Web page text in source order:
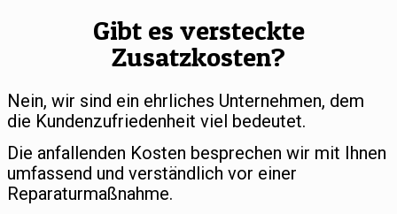
Gibt es versteckte
Zusatzkosten?
Nein, wir sind ein ehrliches Unternehmen, dem
die Kundenzufriedenheit viel bedeutet.
Die anfallenden Kosten besprechen wir mit Ihnen
umfassend und verständlich vor einer
Reparaturmaßnahme.